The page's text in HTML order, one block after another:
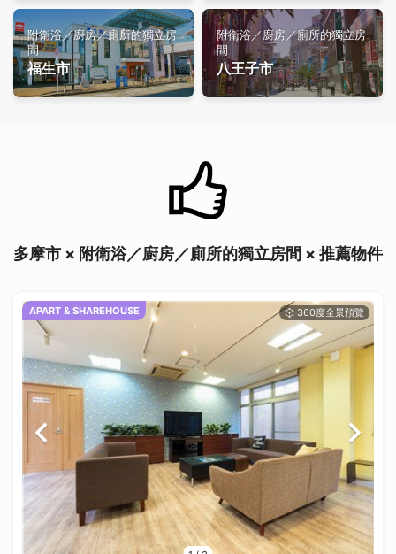
附衛浴／廚房／廁所的獨立房
間
福生市
附衛浴／廚房／廁所的獨立房
間
八王子市
多摩市 × 附衛浴／廚房／廁所的獨立房間 × 推薦物件
APART & SHAREHOUSE